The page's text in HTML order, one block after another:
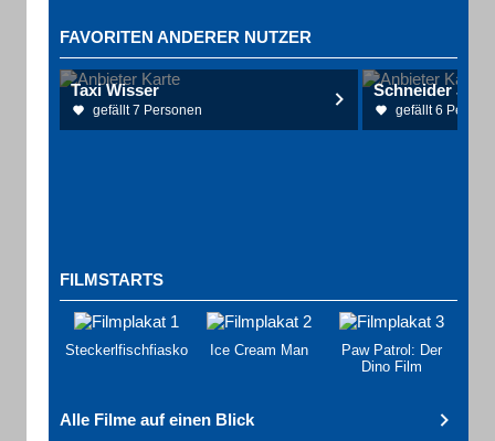
FAVORITEN ANDERER NUTZER
Taxi Wisser
gefällt 7 Personen gefällt 6
FILMSTARTS
Steckerlfischfiasko Ice Cream Man
Paw Patrol: Der
Dino Film
Alle Filme auf einen Blick